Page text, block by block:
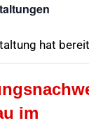
hat
im